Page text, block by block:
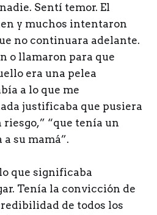
Sentí temor. El
y muchos intentaron
no continuara adelante.
o llamaron para que
era una pelea
a lo que me
justificaba que pusiera
“que tenía un
su mamá”.
que significaba
Tenía la convicción de
de todos los